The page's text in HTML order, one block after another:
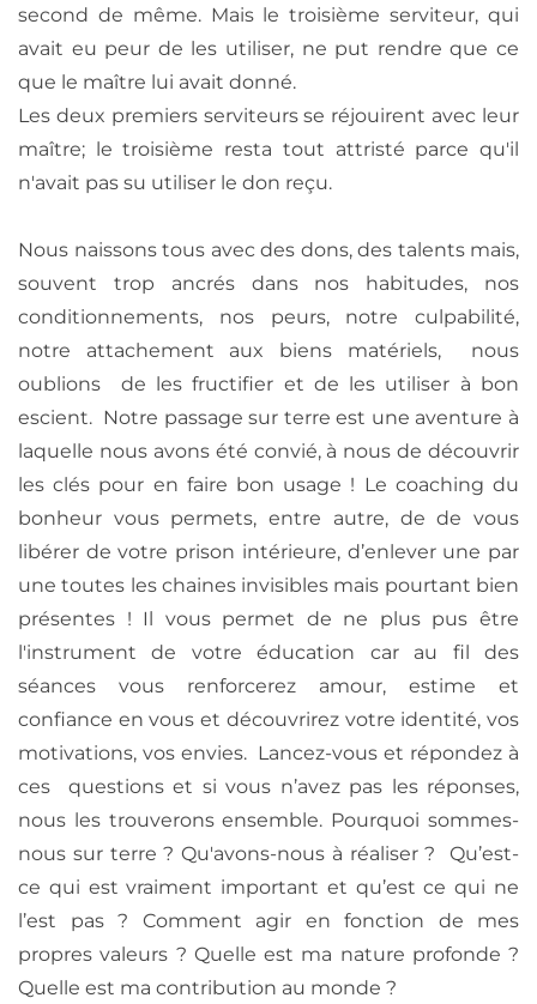
second de même. Mais le troisième serviteur, qui
avait eu peur de les utiliser, ne put rendre que ce
que le maître lui avait donné.
Les deux premiers serviteurs se réjouirent avec leur
maître; le troisième resta tout attristé parce qu'il
n'avait pas su utiliser le don reçu.
Nous naissons tous avec des dons, des talents mais,
souvent trop ancrés dans nos habitudes, nos
conditionnements, nos peurs, notre culpabilité,
notre attachement aux biens matériels, nous
oublions de les fructifier et de les utiliser à bon
escient. Notre passage sur terre est une aventure à
laquelle nous avons été convié, à nous de découvrir
les clés pour en faire bon usage ! Le coaching du
bonheur vous permets, entre autre, de de vous
libérer de votre prison intérieure, d’enlever une par
une toutes les chaines invisibles mais pourtant bien
présentes ! Il vous permet de ne plus pus être
l'instrument de votre éducation car au fil des
séances vous renforcerez amour, estime et
confiance en vous et découvrirez votre identité, vos
motivations, vos envies. Lancez-vous et répondez à
ces questions et si vous n’avez pas les réponses,
nous les trouverons ensemble. Pourquoi sommes-
nous sur terre ? Qu'avons-nous à réaliser ? Qu’est-
ce qui est vraiment important et qu’est ce qui ne
l’est pas ? Comment agir en fonction de mes
propres valeurs ? Quelle est ma nature profonde ?
Quelle est ma contribution au monde ?